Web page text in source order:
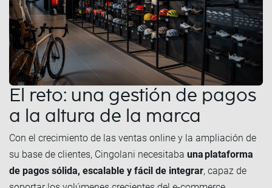
El reto: una gestión de pagos
a la altura de la marca
Con el crecimiento de las ventas online y la ampliación de
su base de clientes, Cingolani necesitaba una plataforma
de pagos sólida, escalable y fácil de integrar, capaz de